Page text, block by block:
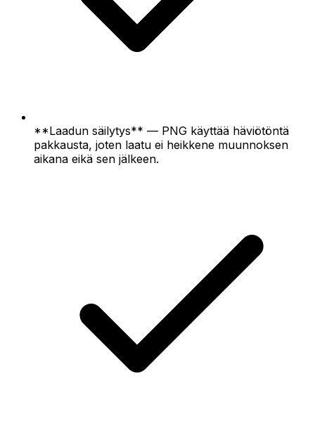
**Laadun säilytys** — PNG käyttää häviötöntä
pakkausta, joten laatu ei heikkene muunnoksen
aikana eikä sen jälkeen.